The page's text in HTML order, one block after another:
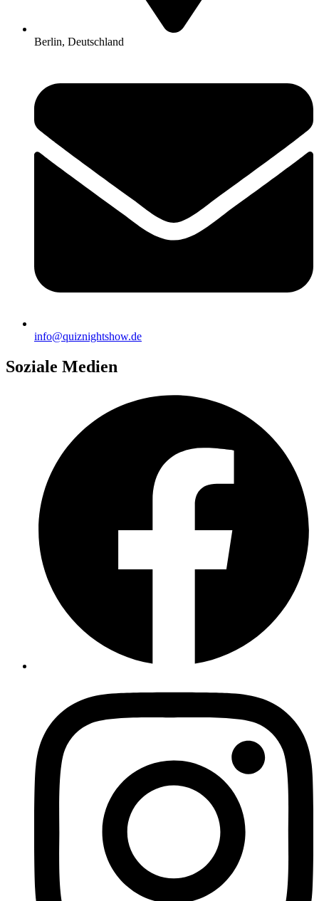
Berlin, Deutschland
info@quiznightshow.de
Soziale Medien